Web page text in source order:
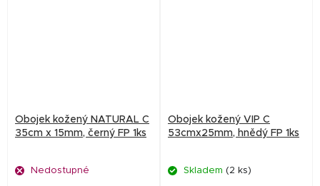
Obojek kožený NATURAL C
35cm x 15mm, černý FP 1ks
Nedostupné
Obojek kožený VIP C
53cmx25mm, hnědý FP 1ks
Skladem (2 ks)